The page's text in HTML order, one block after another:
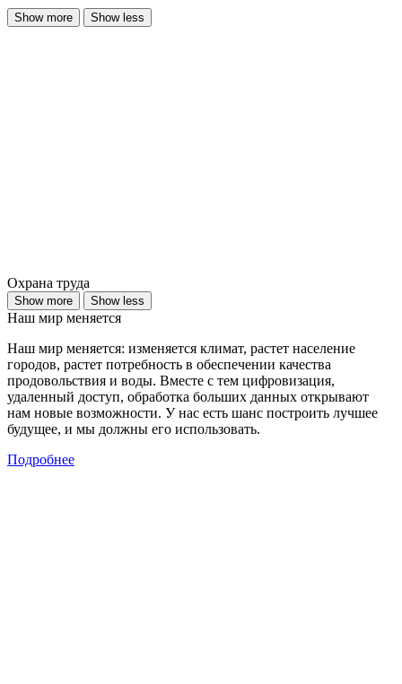
Show more Show less
Охрана труда
Show more Show less
Наш мир меняется
Наш мир меняется: изменяется климат, растет население
городов, растет потребность в обеспечении качества
продовольствия и воды. Вместе с тем цифровизация,
удаленный доступ, обработка больших данных открывают
нам новые возможности. У нас есть шанс построить лучшее
будущее, и мы должны его использовать.
Подробнее